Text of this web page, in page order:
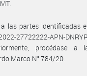
a las partes identificadas
27722222-APN-
procédase
Marco N° 784/20.